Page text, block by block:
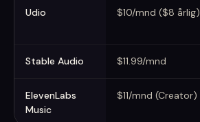
Udio $10/mnd ($8 årlig)
Stable Audio $11.99/mnd
ElevenLabs
Music
$11/mnd (Creator)